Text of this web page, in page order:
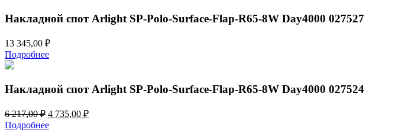
Накладной спот Arlight SP-Polo-Surface-Flap-R65-8W Day4000 027527
13 345,00 ₽
Подробнее
Накладной спот Arlight SP-Polo-Surface-Flap-R65-8W Day4000 027524
6 217,00₽ Первоначальная
цена
4 735,00 ₽Текущая
Подробнее